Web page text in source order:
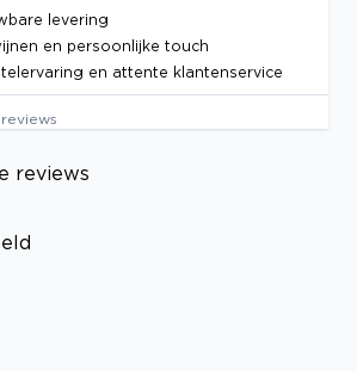
levering
en persoonlijke touch
en attente klantenservice
reviews
reviews